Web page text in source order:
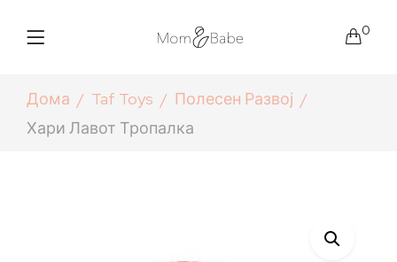
0
Дома Taf Toys
Полесен Развој
Хари Лавот Тропалка